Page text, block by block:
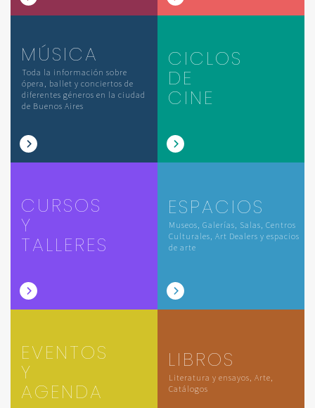
MÚSICA
Toda la información sobre
ópera, ballet y conciertos de
diferentes géneros en la ciudad
de Buenos Aires
CICLOS
DE
CINE
CURSOS
Y
TALLERES
ESPACIOS
Museos, Galerías, Salas, Centros
Culturales, Art Dealers y espacios
de arte
EVENTOS
Y
AGENDA
LIBROS
Literatura y ensayos, Arte,
Catálogos